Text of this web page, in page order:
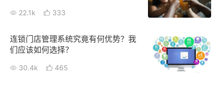
增长俱乐部
增长俱乐部
22.1k 333
连锁门店管理系统究竟有何优势？我
们应该如何选择？
30.4k 465